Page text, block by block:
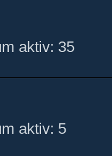
aktiv: 35
aktiv: 5